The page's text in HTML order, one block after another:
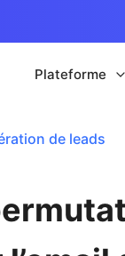
Plateforme
de leads